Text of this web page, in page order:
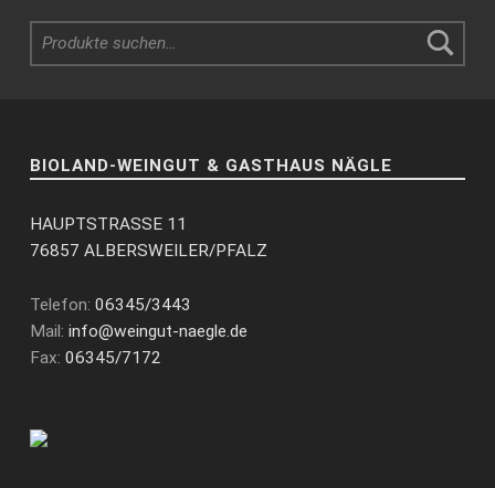
BIOLAND-WEINGUT & GASTHAUS NÄGLE
HAUPTSTRASSE 11
76857 ALBERSWEILER/PFALZ
Telefon: 06345/3443
Mail: info@weingut-naegle.de
Fax: 06345/7172